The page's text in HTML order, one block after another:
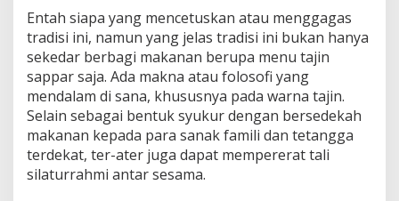
i
l
o
s
o
f
i
T
a
j
Entah siapa yang mencetuskan atau menggagas
tradisi ini, namun yang jelas tradisi ini bukan hanya
sekedar berbagi makanan berupa menu tajin
sappar saja. Ada makna atau folosofi yang
mendalam di sana, khususnya pada warna tajin.
Selain sebagai bentuk syukur dengan bersedekah
makanan kepada para sanak famili dan tetangga
terdekat, ter-ater juga dapat mempererat tali
silaturrahmi antar sesama.